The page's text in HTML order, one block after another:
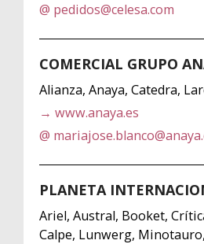
@ pedidos@celesa.com
COMERCIAL GRUPO
Alianza, Anaya, Catedra,
→ www.anaya.es
@
PLANETA
Ariel, Austral, Booket,
Calpe, Lunwerg,